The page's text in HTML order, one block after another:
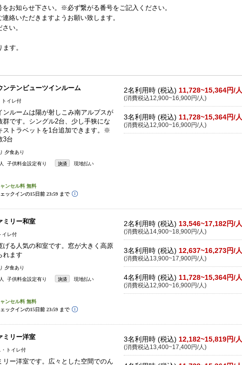
お知らせ下さい。※必ず繋がる番号をご記入ください。
絡いただきますようお願い致します。
い。
す。
ンテンビューツインルーム
トイレ付
ンルームは陽が射しこみ南アルプスが
群です。シングル2台、少し手狭にな
ストラベットを1台追加できます。※
3台
夕食あり
子供料金設定有り 決済 現地払い
2名利用時 (税込) 11,728~15,364円/人
(消費税込12,900~16,900円/人)
3名利用時 (税込) 11,728~15,364円/人
(消費税込12,900~16,900円/人)
ミリー和室
イレ付
げる人気の和室です。窓が大きく高原
れます
夕食あり
子供料金設定有り 決済 現地払い
2名利用時 (税込) 13,546~17,182円/人
(消費税込14,900~18,900円/人)
3名利用時 (税込) 12,637~16,273円/人
(消費税込13,900~17,900円/人)
4名利用時 (税込) 11,728~15,364円/人
(消費税込12,900~16,900円/人)
ミリー洋室
・トイレ付
リー洋室です。広々とした空間でのん
3名利用時 (税込) 12,182~15,819円/人
(消費税込13,400~17,400円/人)